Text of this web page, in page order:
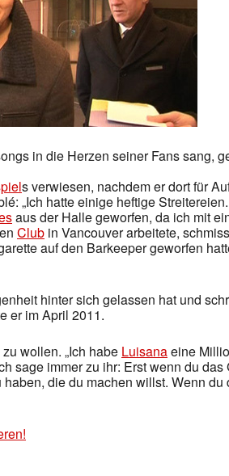
in die Herzen seiner Fans sang,
s verwiesen, nachdem er dort für
„Ich hatte einige heftige
aus der Halle geworfen, da ich mit
Club in Vancouver arbeitete,
auf den Barkeeper geworfen
hinter sich gelassen hat und
er im April 2011.
wollen. „Ich habe Luisanaeine
sage immer zu ihr: Erst wenn du das
die du machen willst. Wenn du